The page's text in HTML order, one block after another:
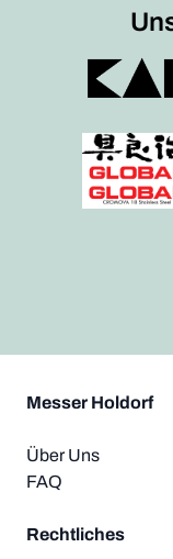
Messer Holdorf
Über Uns
FAQ
Rechtliches